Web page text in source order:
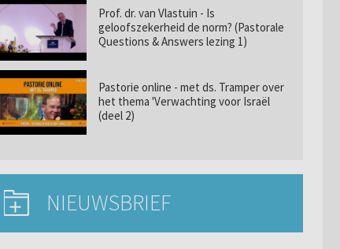
Prof. dr. van Vlastuin - Is
geloofszekerheid de norm? (Pastorale
Questions & Answers lezing 1)
Pastorie online - met ds. Tramper over
het thema 'Verwachting voor Israël
(deel 2)
NIEUWSBRIEF